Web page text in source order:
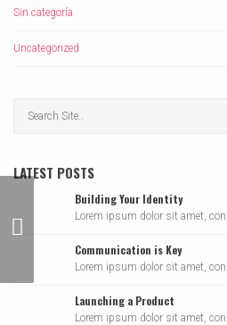
Sin categoría
Uncategorized
LATEST POSTS
Building Your Identity
Lorem ipsum dolor sit amet,
Communication is Key
Lorem ipsum dolor sit amet,
Launching a Product
Lorem ipsum dolor sit amet,